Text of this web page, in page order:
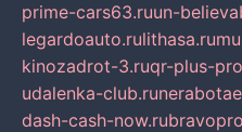
prime-cars63.ruun-
legardoauto.rulithasa.ru
kinozadrot-3.ruqr-plus-
udalenka-club.ru
dash-cash-now.ru